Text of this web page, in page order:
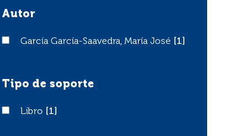
Autor
García García-Saavedra, María José
García García-Saavedra, María José [1]
Tipo de soporte
LibroLibro [1]